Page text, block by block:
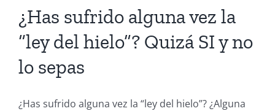
¿Has sufrido alguna vez la
“ley del hielo”? Quizá SI y no
lo sepas
¿Has sufrido alguna vez la “ley del hielo”? ¿Alguna